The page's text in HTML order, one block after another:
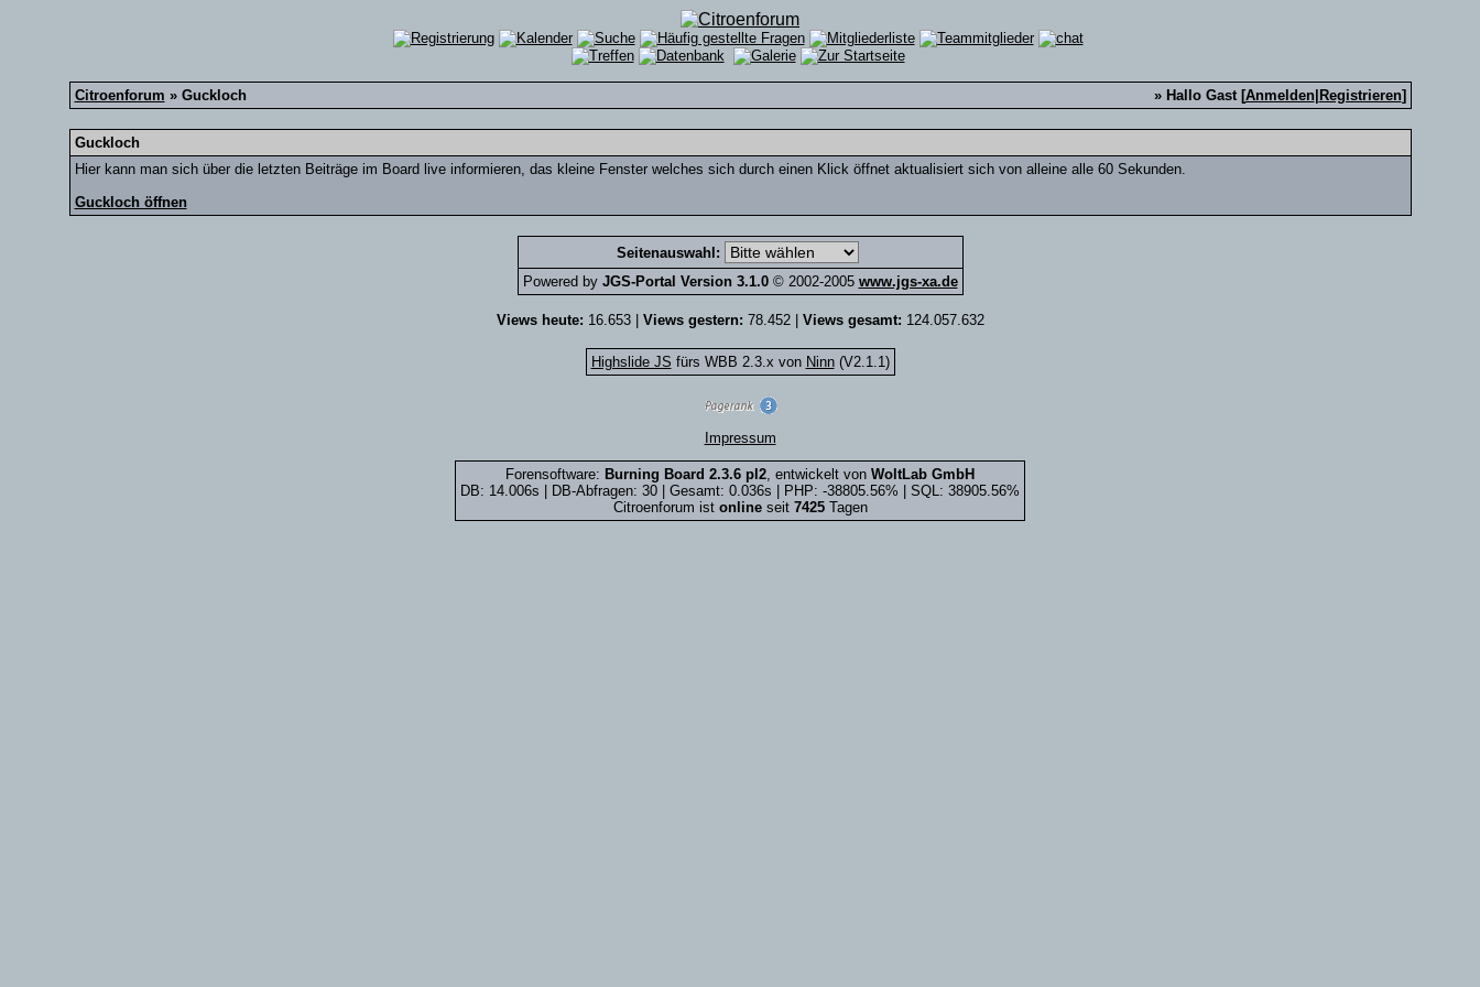
Citroenforum » Guckloch » Hallo Gast [Anmelden| Registrieren]
Guckloch
Hier kann man sich über die letzten Beiträge im Board live informieren, das kleine Fenster welches sich durch einen Klick öffnet aktualisiert sich von alleine alle 60 Sekunden.
Guckloch öffnen
Seitenauswahl:
Powered by JGS-Portal Version 3.1.0© 2002-2005 www.jgs-xa.de
Views heute: 16.653 | Views gestern: 78.452 | Views gesamt: 124.057.632
Highslide JS fürs WBB 2.3.x von Ninn(V2.1.1)
Impressum
Forensoftware: Burning Board 2.3.6 pl2, entwickelt von WoltLab GmbH
DB: 14.006s | DB-Abfragen: 30 | Gesamt: 0.036s | PHP: -38805.56% | SQL: 38905.56%
Citroenforum ist onlineseit 7425Tagen